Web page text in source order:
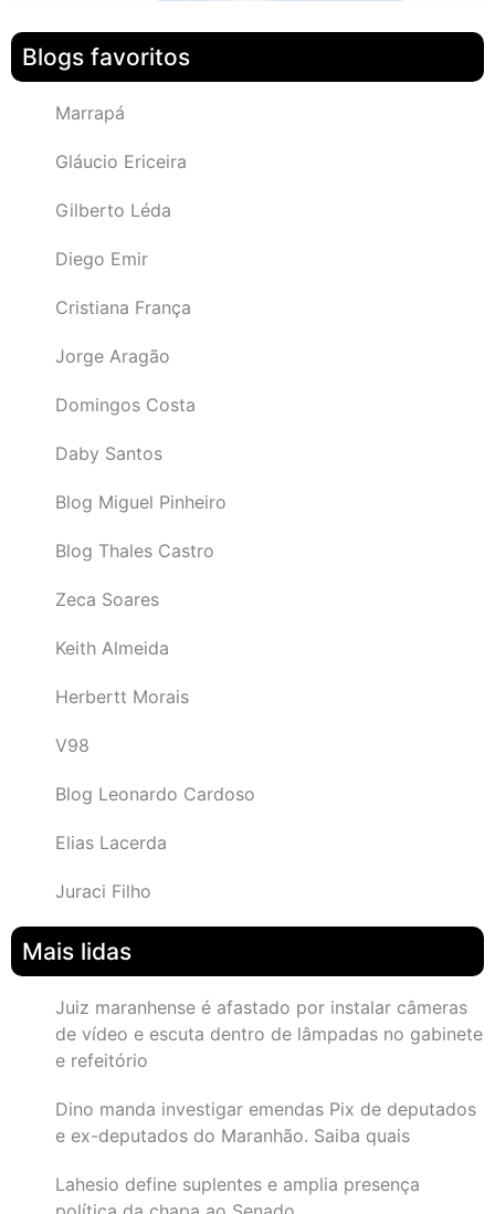
Blogs favoritos
Marrapá
Gláucio Ericeira
Gilberto Léda
Diego Emir
Cristiana França
Jorge Aragão
Domingos Costa
Daby Santos
Blog Miguel Pinheiro
Blog Thales Castro
Zeca Soares
Keith Almeida
Herbertt Morais
V98
Blog Leonardo Cardoso
Elias Lacerda
Juraci Filho
Mais lidas
Juiz maranhense é afastado por instalar câmeras
de vídeo e escuta dentro de lâmpadas no gabinete
e refeitório
Dino manda investigar emendas Pix de deputados
e ex-deputados do Maranhão. Saiba quais
Lahesio define suplentes e amplia presença